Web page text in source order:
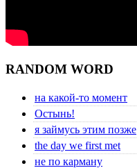
RANDOM WORD
на какой-то момент
Остынь!
я займусь этим позже
the day we first met
не по карману